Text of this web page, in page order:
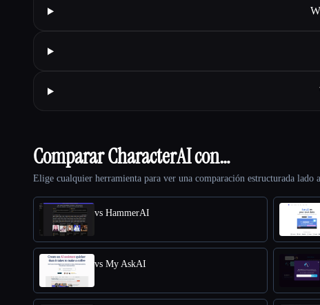
Comparar CharacterAI con…
Elige cualquier herramienta para ver una comparación estructurada
vs HammerAI
vs My AskAI